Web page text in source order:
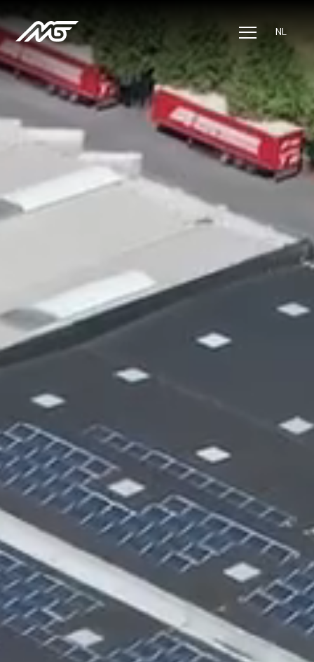
Oplossingen
Sectoren
Jobs
MVO
Track & trace
NL